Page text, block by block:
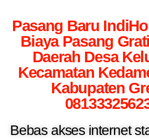
Pasang Baru
Biaya Pasang
Daerah Desa
Kecamatan
Kabupaten
Bebas akses internet